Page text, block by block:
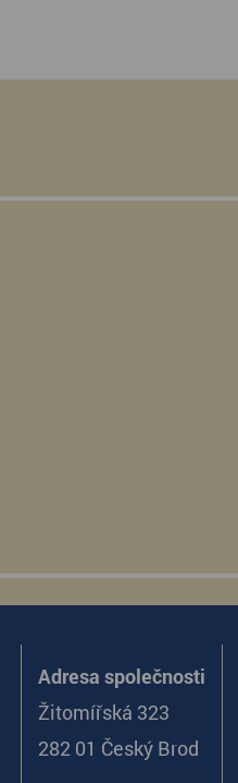
Adresa společnosti
Žitomířská 323
282 01 Český Brod